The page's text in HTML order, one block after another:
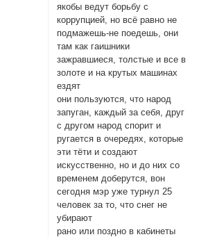
якобы ведут борьбу с
коррупцией, но всё равно не
подмажешь-не поедешь, они
там как гаишники
зажравшиеся, толстые и все в
золоте и на крутых машинах
ездят
они пользуются, что народ
запуган, каждый за себя, друг
с другом народ спорит и
ругается в очередях, которые
эти тёти и создают
искусственно, но и до них со
временем доберутся, вон
сегодня мэр уже турнул 25
человек за то, что снег не
убирают
рано или поздно в кабинеты